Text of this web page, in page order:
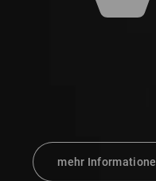
mehr